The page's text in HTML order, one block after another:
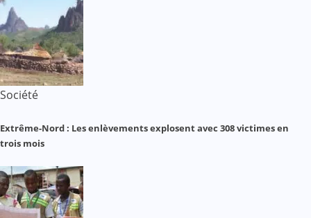
Société
Extrême-Nord : Les enlèvements explosent avec 308 victimes en
trois mois